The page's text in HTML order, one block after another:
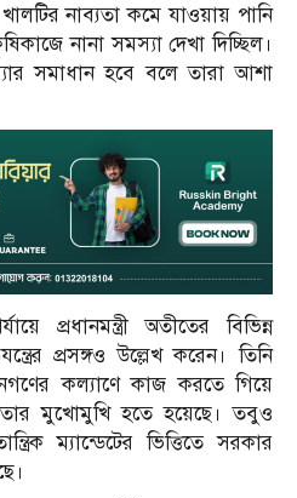
নাব্যতা কমে যাওয়ায় পানি
নানা সমস্যা দেখা দিচ্ছিল।
সমাধান হবে বলে তারা আশা
প্রধানমন্ত্রী অতীতের বিভিন্ন
প্রসঙ্গও উল্লেখ করেন। তিনি
কল্যাণে কাজ করতে গিয়ে
মুখোমুখি হতে হয়েছে। তবুও
ম্যান্ডেটের ভিত্তিতে সরকার